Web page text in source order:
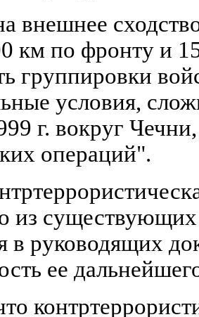
внешнее
км по фронту и
группировки
условия,
г. вокруг
операций".
из
руководящих
ее